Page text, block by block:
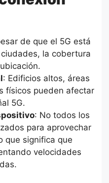
de que el 5G está
la cobertura
: Edificios altos, áreas
físicos pueden afectar
5G.
: No todos los
para aprovechar
que significa que
velocidades